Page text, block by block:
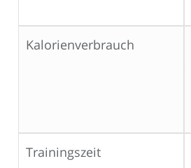
Kalorienverbrauch
Trainingszeit